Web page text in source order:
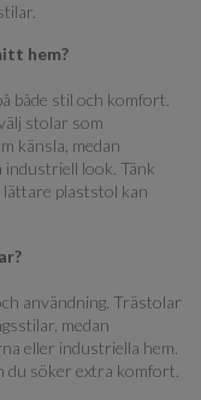
hem?
både stil och komfort.
stolar som
känsla, medan
industriell look. Tänk
lättare plaststol kan
användning. Trästolar
medan
eller industriella hem.
du söker extra komfort.